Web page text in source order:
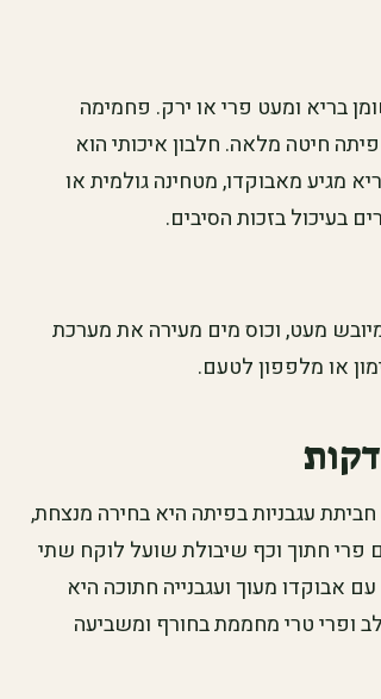
בריא ומעט פרי או ירק. פחמימה
חיטה מלאה. חלבון איכותי הוא
מגיע מאבוקדו, מטחינה גולמית או
בעיכול בזכות הסיבים.
מעט, וכוס מים מעירה את מערכת
או מלפפון לטעם.
עגבניות בפיתה היא בחירה מנצחת,
פרי חתוך וכף שיבולת שועל לוקח שתי
אבוקדו מעוך ועגבנייה חתוכה היא
ופרי טרי מחממת בחורף ומשביעה